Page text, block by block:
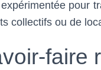
pour
collectifs ou de
faire